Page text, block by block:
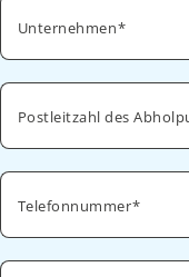
Unternehmen
Postleitzahl des
Telefonnummer